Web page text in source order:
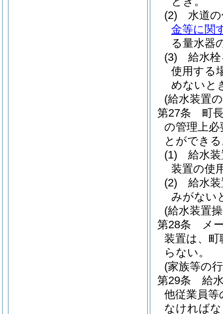
(2)
水道
金等に関
る量水器
(3)
給水
使用する
めないと
(給水装置
第27条
町
の管理上
とができ
(1)
給水
装置の使
(2)
給水
みがない
(給水装置
第28条
メ
装置は、
らない。
(家族等の
第29条
給
他従業員
なければ